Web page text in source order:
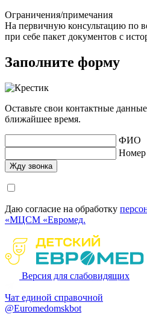
Ограничения/примечания
На первичную консультацию по
при себе пакет документов с
Заполните форму
Оставьте свои контактные
ближайшее время.
ФИО
Номер
Даю согласие на обработку
«МЦСМ «Евромед.
Версия для слабовидящих
Чат единой справочной
@Euromedomskbot